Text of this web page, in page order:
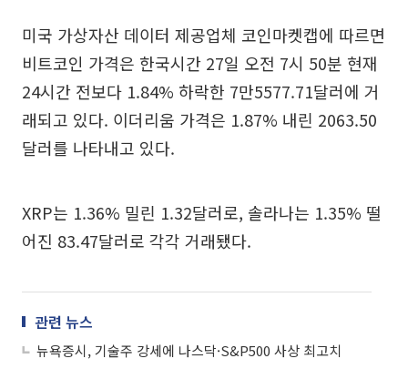
미국 가상자산 데이터 제공업체 코인마켓캡에 따르면
비트코인 가격은 한국시간 27일 오전 7시 50분 현재
24시간 전보다 1.84% 하락한 7만5577.71달러에 거
래되고 있다. 이더리움 가격은 1.87% 내린 2063.50
달러를 나타내고 있다.
XRP는 1.36% 밀린 1.32달러로, 솔라나는 1.35% 떨
어진 83.47달러로 각각 거래됐다.
관련 뉴스
뉴욕증시, 기술주 강세에 나스닥·S&P500 사상 최고치